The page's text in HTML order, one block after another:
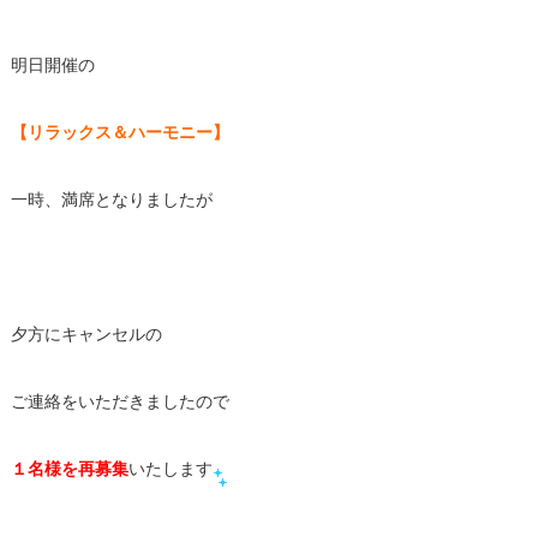
明日開催の
【リラックス＆ハーモニー】
一時、満席となりましたが
夕方にキャンセルの
ご連絡をいただきましたので
１名様を再募集いたします